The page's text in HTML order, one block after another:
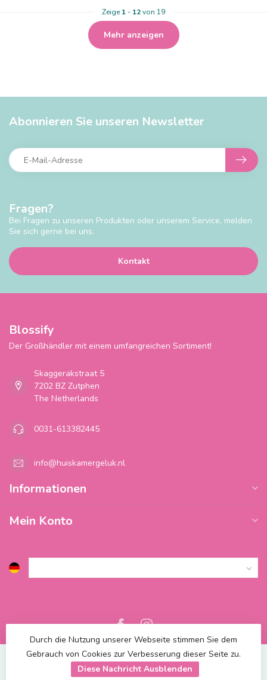
Zeige1- 12von 19
Mehr anzeigen
Fragen?
Bei Fragen zu unseren Produkten oder unserem Service, melden
Sie sich gerne bei uns.
Kontakt
Abonnieren Sie unseren Newsletter
Blossify
Der Großhändler mit einem umfangreichen Sortiment!
Skaggerakstraat 5
7202 BZ Zutphen
The Netherlands
0031-613382445
info@huiskamergeluk.nl
Informationen
Mein Konto
Durch die Nutzung unserer Webseite stimmen Sie dem
Gebrauch von Cookies zur Verbesserung dieser Seite zu.
Diese Nachricht Ausblenden